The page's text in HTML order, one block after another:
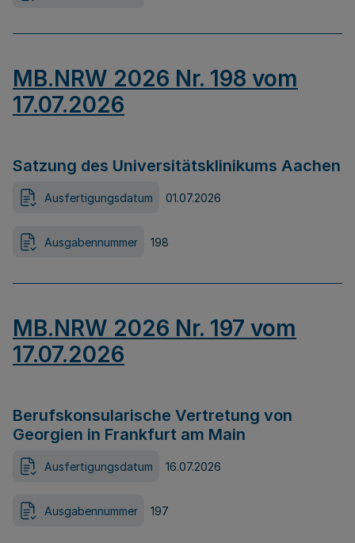
MB.NRW 2026 Nr. 198 vom
17.07.2026
Satzung des Universitätsklinikums Aachen
Ausfertigungsdatum 01.07.2026
Ausgabennummer 198
MB.NRW 2026 Nr. 197 vom
17.07.2026
Berufskonsularische Vertretung von
Georgien in Frankfurt am Main
Ausfertigungsdatum 16.07.2026
Ausgabennummer 197